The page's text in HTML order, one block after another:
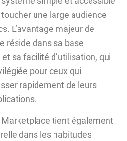
une large audience
L’avantage majeur de
réside dans sa base
sa facilité d’utilisation, qui
pour ceux qui
rapidement de leurs
tient également
dans les habitudes